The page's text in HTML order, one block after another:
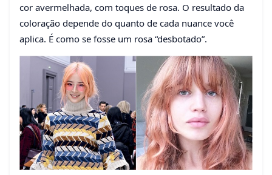
cor avermelhada, com toques de rosa. O resultado da
coloração depende do quanto de cada nuance você
aplica. É como se fosse um rosa “desbotado”.